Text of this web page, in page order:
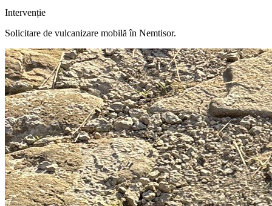
Intervenție
Solicitare de vulcanizare mobilă în Nemtisor.